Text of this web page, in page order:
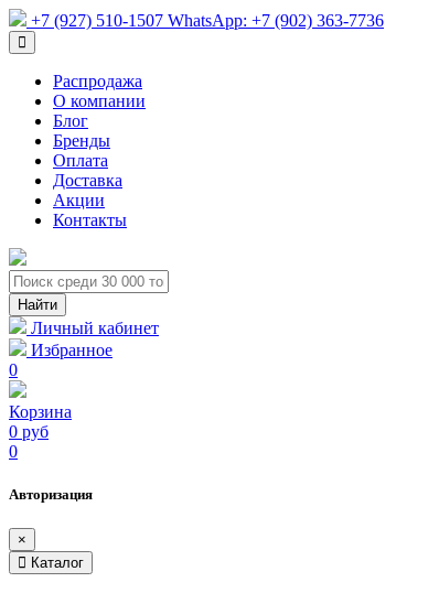
+7 (927) 510-1507 WhatsApp: +7 (902) 363-7736
Распродажа
О компании
Блог
Бренды
Оплата
Доставка
Акции
Контакты
Личный кабинет
Избранное
0
Корзина
0 руб
0
Авторизация
×
Каталог